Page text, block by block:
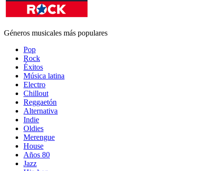
Géneros musicales más populares
Pop
Rock
Éxitos
Música latina
Electro
Chillout
Reggaetón
Alternativa
Indie
Oldies
Merengue
House
Años 80
Jazz